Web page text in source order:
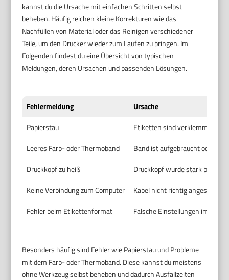
kannst du die Ursache mit einfachen Schritten selbst
beheben. Häufig reichen kleine Korrekturen wie das
Nachfüllen von Material oder das Reinigen verschiedener
Teile, um den Drucker wieder zum Laufen zu bringen. Im
Folgenden findest du eine Übersicht von typischen
Meldungen, deren Ursachen und passenden Lösungen.
Fehlermeldung
Ursache
Papierstau
Etiketten sind verklemmt oder
Leeres Farb- oder Thermoband
Band ist aufgebraucht oder
Druckkopf zu heiß
Druckkopf wurde stark
Keine Verbindung zum Computer
Kabel nicht richtig
Fehler beim Etikettenformat
Falsche Einstellungen im
Besonders häufig sind Fehler wie Papierstau und Probleme
mit dem Farb- oder Thermoband. Diese kannst du meistens
ohne Werkzeug selbst beheben und dadurch Ausfallzeiten